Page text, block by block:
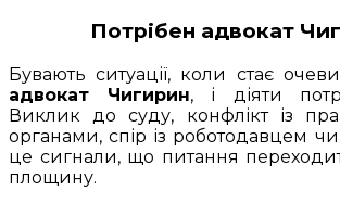
Потрібен адвокат
Бувають ситуації, коли стає
адвокат Чигирин, і діяти
Виклик до суду, конфлікт із
органами, спір із роботодавцем
це сигнали, що питання
площину.